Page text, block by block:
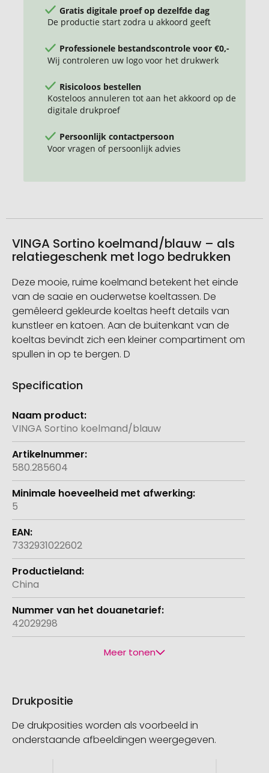
Gratis digitale proef op dezelfde dag
De productie start zodra u akkoord geeft
Professionele bestandscontrole voor €0,-
Wij controleren uw logo voor het drukwerk
Risicoloos bestellen
Kosteloos annuleren tot aan het akkoord op de
digitale drukproef
Persoonlijk contactpersoon
Voor vragen of persoonlijk advies
VINGA Sortino koelmand/blauw – als
relatiegeschenk met logo bedrukken
Deze mooie, ruime koelmand betekent het einde
van de saaie en ouderwetse koeltassen. De
gemêleerd gekleurde koeltas heeft details van
kunstleer en katoen. Aan de buitenkant van de
koeltas bevindt zich een kleiner compartiment om
spullen in op te bergen. D
Specification
Meer
informatie
VINGA Sortino koelmand/blauw
580.285604
5
7332931022602
China
42029298
Meer tonen
Drukpositie
De drukposities worden als voorbeeld in
onderstaande afbeeldingen weergegeven.